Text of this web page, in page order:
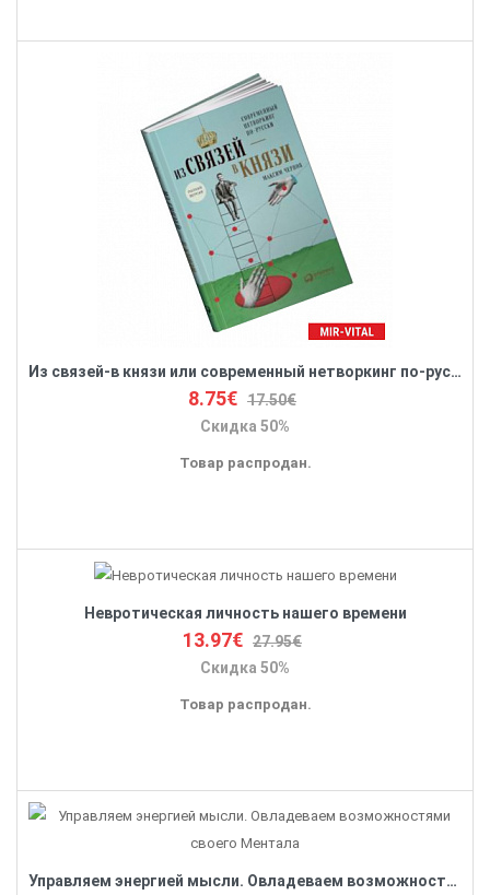
Из связей-в князи или современный нетворкинг по-русски. Полная версия
8.75€ 17.50€
Скидка 50%
Товар распродан.
Невротическая личность нашего времени
13.97€ 27.95€
Скидка 50%
Товар распродан.
Управляем энергией мысли. Овладеваем возможностями своего Ментала